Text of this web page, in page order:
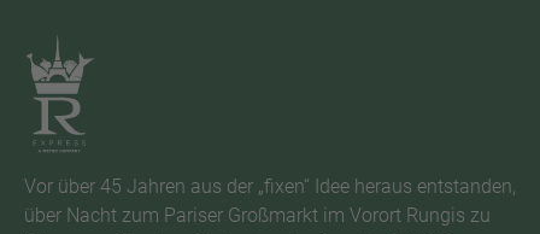
Vor über 45 Jahren aus der „fixen“ Idee heraus entstanden,
über Nacht zum Pariser Großmarkt im Vorort Rungis zu